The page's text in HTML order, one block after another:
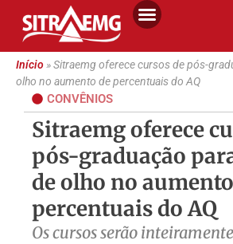
Início»Sitraemg oferece cursos de pós-
olho no aumento de percentuais do AQ
CONVÊNIOS
Sitraemg oferece
pós-graduação
de olho no
percentuais do AQ
Os cursos serão